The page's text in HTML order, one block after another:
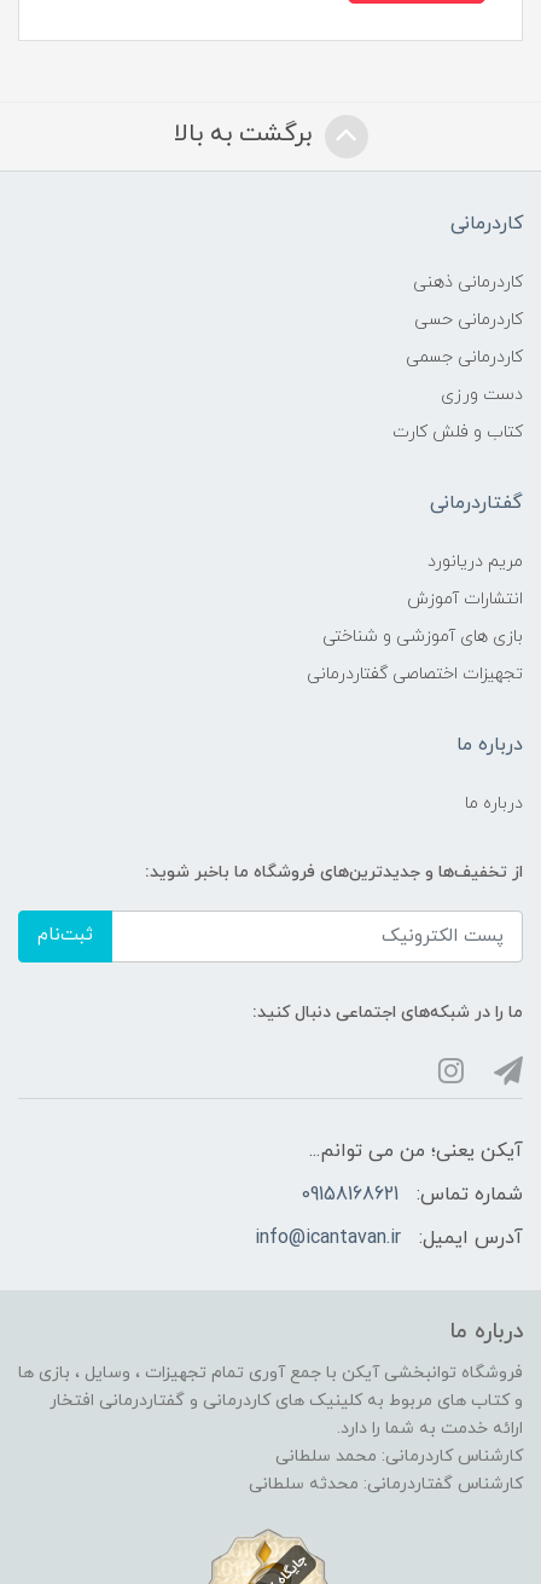
برگشت به بالا
کاردرمانی
کاردرمانی ذهنی
کاردرمانی حسی
کاردرمانی جسمی
دست ورزی
کتاب و فلش کارت
گفتاردرمانی
مریم دریانورد
انتشارات آموزش
بازی های آموزشی و شناختی
تجهیزات اختصاصی گفتاردرمانی
درباره ما
درباره ما
از تخفیف‌ها و جدیدترین‌های فروشگاه ما باخبر شوید:
ثبت‌نام
ما را در شبکه‌های اجتماعی دنبال کنید:
آیکن یعنی؛ من می توانم...
شماره تماس:
09158168621
آدرس ایمیل:
info@icantavan.ir
درباره ما
فروشگاه توانبخشی آیکن با جمع آوری تمام تجهیزات ، وسایل ، بازی ها
و کتاب های مربوط به کلینیک های کاردرمانی و گفتاردرمانی افتخار
ارائه خدمت به شما را دارد.
کارشناس کاردرمانی: محمد سلطانی
کارشناس گفتاردرمانی: محدثه سلطانی